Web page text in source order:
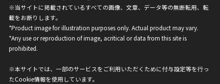
※当サイトに掲載されているすべての画像、文章、データ等の無断転用、転
載をお断りします。
*Product image for illustration purposes only. Actual product may vary.
*Any use or reproduction of image, acritical or data from this site is
prohibited.
※本サイトでは、一部のサービスをご利用いただくために付与設定等を行っ
たCookie情報を使用しています。